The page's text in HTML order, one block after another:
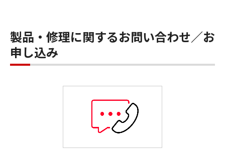
製品・修理に関するお問い合わせ／お
申し込み